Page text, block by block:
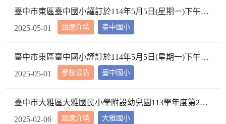
甄選介聘
臺中市東區臺中國小謹訂於114年5月5日(星期一)下午2時10分於本校校長室，召開教評會審查114學年度市內介聘調入本校教師資格
臺中國小
2025-05-01
學校公告
臺中市東區臺中國小謹訂於114年5月5日(星期一)下午2時10分於本校校長室，召開教評會審查114學年度市內介聘調入本校教師資格
臺中國小
2025-05-01
甄選介聘
臺中市大雅區大雅國民小學附設幼兒園113學年度第2學期【特教學生助理員】第1次甄選簡章公告
大雅國小
2025-02-06